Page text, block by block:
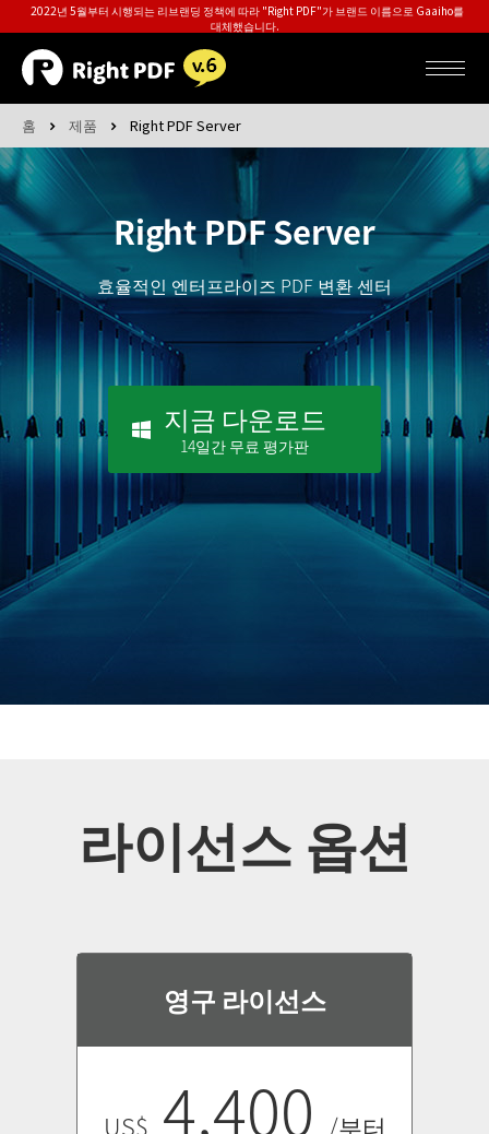
2022년 5월부터 시행되는 리브랜딩 정책에 따라 "Right PDF"가 브랜드 이름으로 Gaaiho를
대체했습니다.
홈 제품 Right PDF Server
Right PDF Server
효율적인 엔터프라이즈 PDF 변환 센터
지금 다운로드
14일간 무료 평가판
라이선스 옵션
영구 라이선스
US$ 4,400 /부터